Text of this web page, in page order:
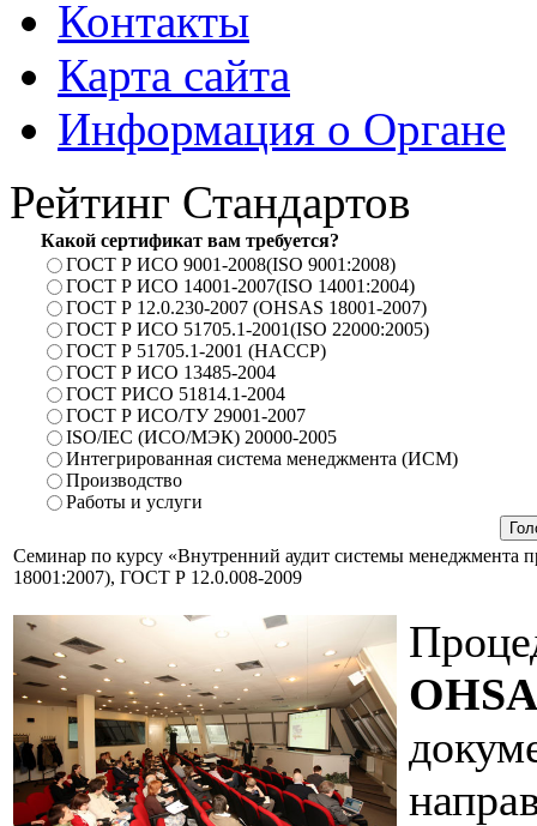
Контакты
Карта сайта
Информация о Органе
Рейтинг Стандартов
Какой сертификат вам требуется?
ГОСТ Р ИСО 9001-2008(ISO 9001:2008)
ГОСТ Р ИСО 14001-2007(ISO 14001:2004)
ГОСТ Р 12.0.230-2007 (OHSAS 18001-2007)
ГОСТ Р ИСО 51705.1-2001(ISO 22000:2005)
ГОСТ Р 51705.1-2001 (HACCP)
ГОСТ Р ИСО 13485-2004
ГОСТ РИСО 51814.1-2004
ГОСТ Р ИСО/ТУ 29001-2007
ISO/IEC (ИСО/МЭК) 20000-2005
Интегрированная система менеджмента (ИСМ)
Производство
Работы и услуги
Семинар по курсу «Внутренний аудит системы менеджмента
18001:2007), ГОСТ Р 12.0.008-2009